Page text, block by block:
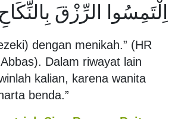
اِلْتَمِسُوا الرِّزْقَ
dengan menikah.” (HR
Dalam riwayat lain
kalian, karena wanita
benda.”